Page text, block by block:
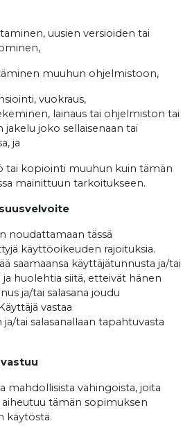
uusien versioiden tai
muuhun ohjelmistoon,
vuokraus,
lainaus tai ohjelmiston tai
jakelu joko sellaisenaan tai
ja
tai kopiointi muuhun kuin tämän
mainittuun tarkoitukseen.
noudattamaan tässä
käyttöoikeuden rajoituksia.
saamaansa käyttäjätunnusta ja/tai
ja huolehtia siitä, etteivät hänen
ja/tai salasana joudu
vastaa
tai salasanallaan tapahtuvasta
mahdollisista vahingoista, joita
tämän sopimuksen
käytöstä.